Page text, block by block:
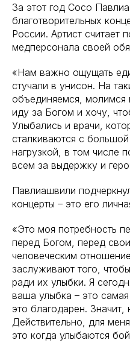
За этот год Сосо
благотворительных
России. Артист считает
медперсонала своей
«Нам важно ощущать
стучали в унисон. На
объединяемся, молимся
иду за Богом и хочу,
Улыбались и врачи,
сталкиваются с
нагрузкой, в том числе
всем за выдержку и
Павлиашвили
концерты – это его
«Это моя потребность
перед Богом, перед
человеческим
заслуживают того,
ради их улыбки. Я
ваша улыбка – это
это благодарен.
Действительно, для
это когда улыбаются